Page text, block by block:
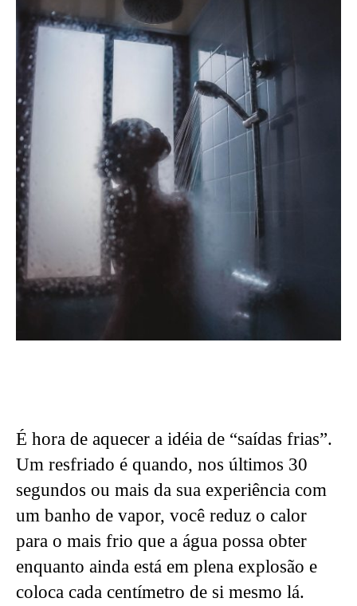
É hora de aquecer a idéia de “saídas frias”.
Um resfriado é quando, nos últimos 30
segundos ou mais da sua experiência com
um banho de vapor, você reduz o calor
para o mais frio que a água possa obter
enquanto ainda está em plena explosão e
coloca cada centímetro de si mesmo lá.